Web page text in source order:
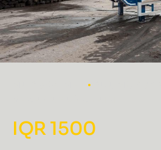
•
IQR 1500